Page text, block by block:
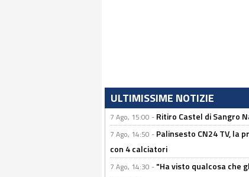
ULTIMISSIME NOTIZIE
7 Ago, 15:00 - Ritiro Castel di Sangro
7 Ago, 14:50 - Palinsesto CN24 TV, la
con 4 calciatori
7 Ago, 14:30 - "Ha visto qualcosa che